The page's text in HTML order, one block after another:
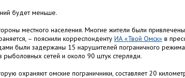
будет меньше.
местного населения. Многие жители были
– пояснили корреспонденту ИА «Твой Омск» в
были задержаны 15 нарушителей пограничного
сетей и около 90 штук стерляди.
охраняют омские пограничники, составляет 20